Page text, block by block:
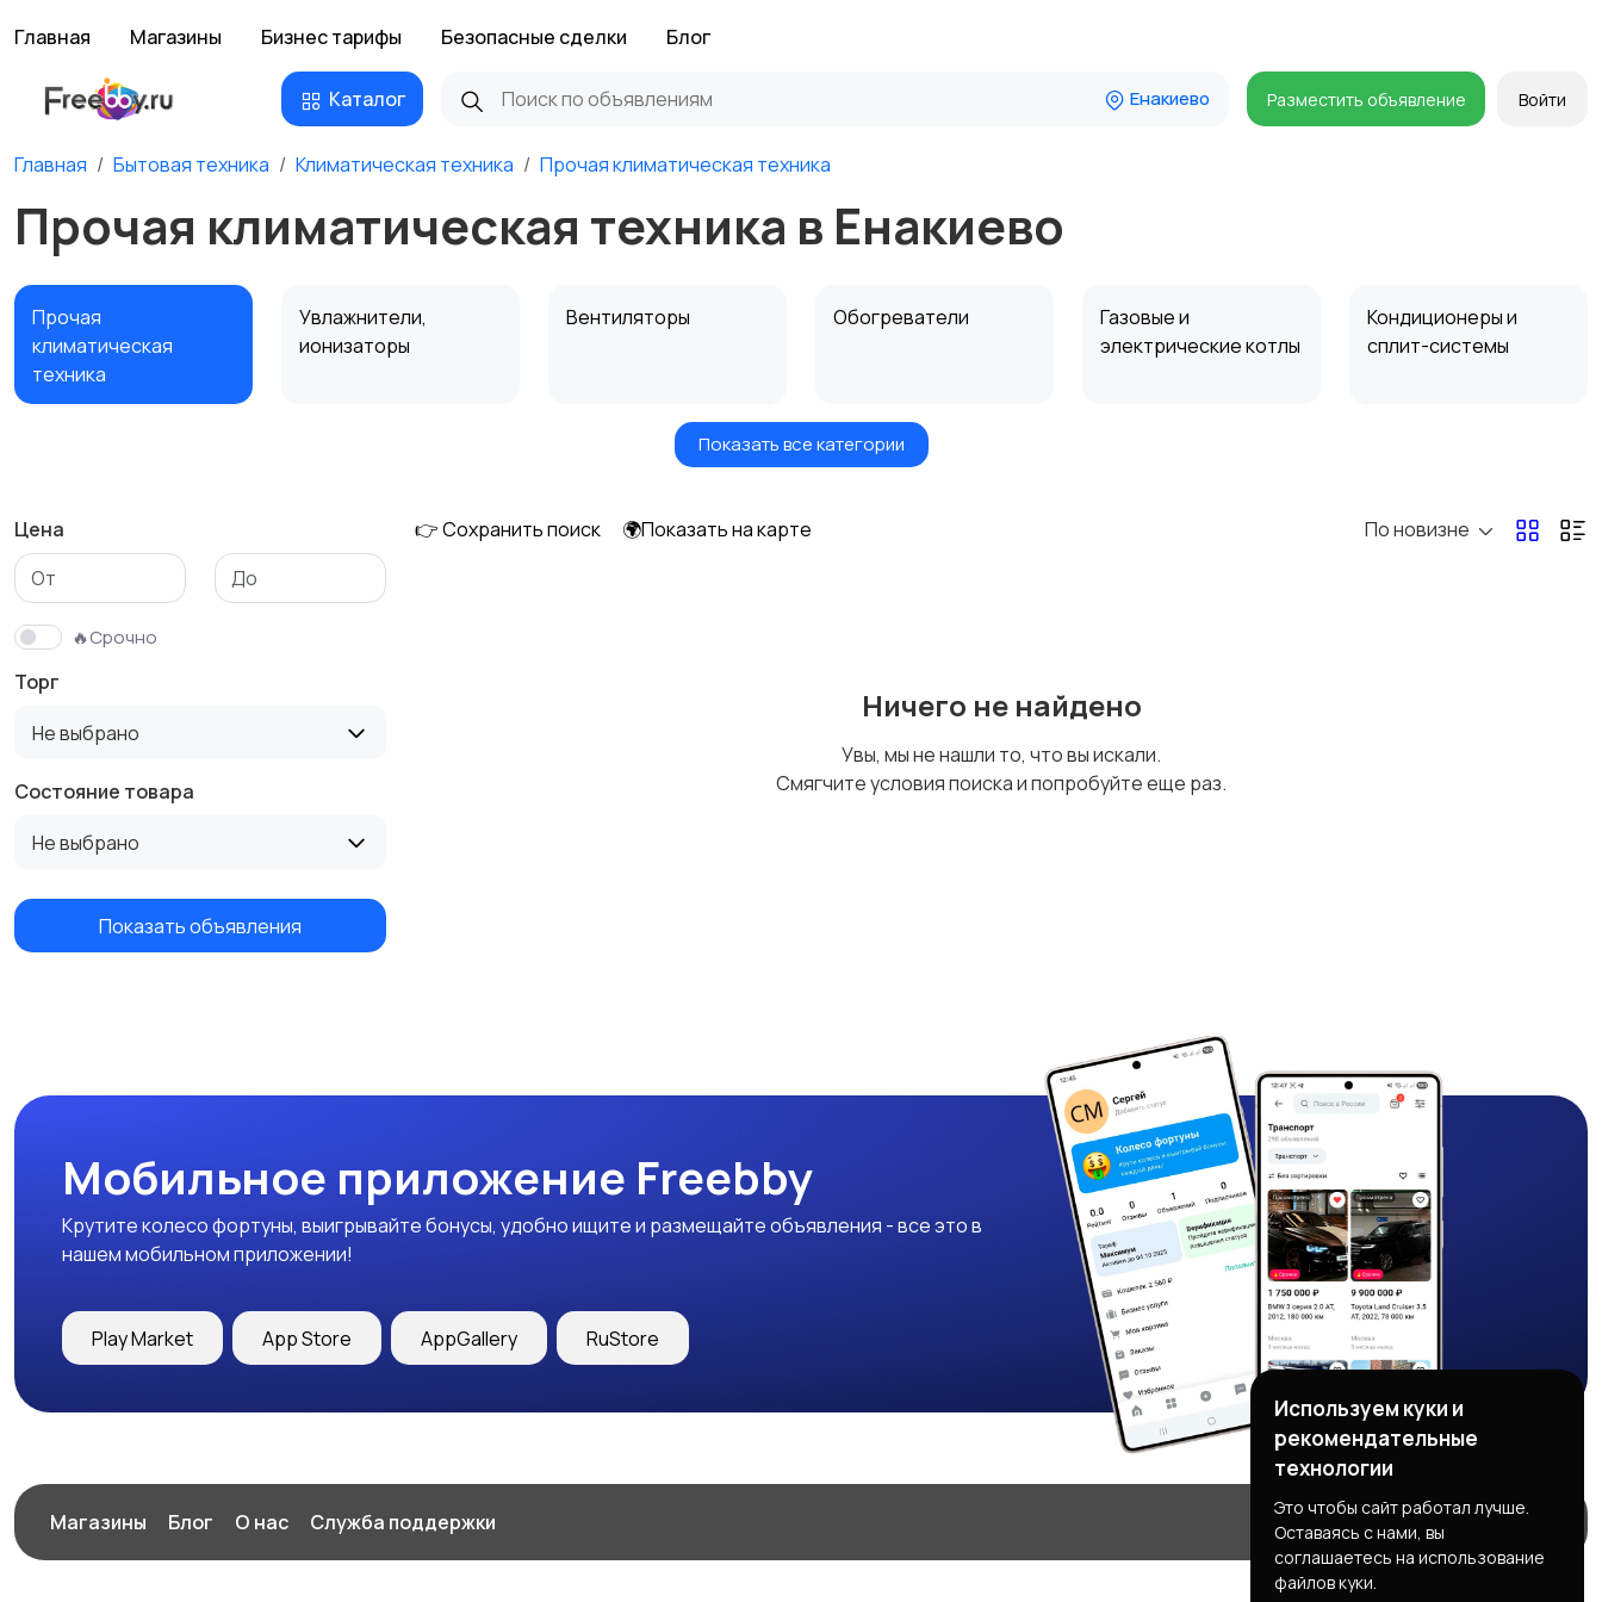
Главная Магазины Бизнес тарифы Безопасные сделки Блог
Каталог Енакиево Разместить объявление Войти
Главная Бытовая техника Климатическая техника Прочая климатическая техника
Прочая климатическая техника в Енакиево
Прочая
климатическая
техника
Увлажнители,
ионизаторы
Вентиляторы Обогреватели
Газовые и
электрические котлы
Кондиционеры и
сплит-системы
Показать все категории
Цена
🔥Срочно
Торг
Не выбрано
Состояние товара
Не выбрано
Показать объявления
👉 Сохранить поиск 🌍Показать на карте По новизне
Ничего не найдено
Увы, мы не нашли то, что вы искали.
Смягчите условия поиска и попробуйте еще раз.
Мобильное приложение Freebby
Крутите колесо фортуны, выигрывайте бонусы, удобно ищите и размещайте объявления - все это в
нашем мобильном приложении!
Play Market App Store AppGallery RuStore
Магазины Блог О нас Служба поддержки
Используем куки и
рекомендательные
технологии
Это чтобы сайт работал лучше.
Оставаясь с нами, вы
соглашаетесь на использование
файлов куки.